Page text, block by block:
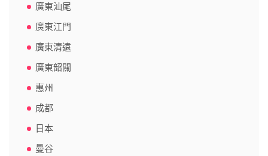
廣東汕尾
廣東江門
廣東清遠
廣東韶關
惠州
成都
日本
曼谷